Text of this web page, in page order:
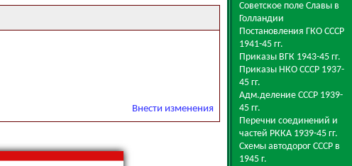
Внести изменения
Советское поле Славы в
Голландии
Постановления ГКО СССР
1941-45 гг.
Приказы ВГК 1943-45 гг.
Приказы НКО СССР 1937-
45 гг.
Адм.деление СССР 1939-
45 гг.
Перечни соединений и
частей РККА 1939-45 гг.
Схемы автодорог СССР в
1945 г.